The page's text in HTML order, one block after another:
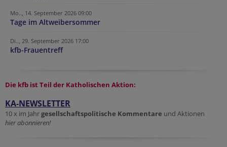
Mo.., 14. September 2026 09:00
Tage im Altweibersommer
Di.., 29. September 2026 17:00
kfb-Frauentreff
Die kfb ist Teil der Katholischen Aktion:
KA-NEWSLETTER
10 x im Jahrgesellschaftspolitische Kommentare und Aktionen
hier abonnieren!